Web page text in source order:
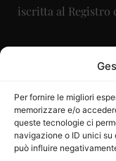
Per fornire le migliori
memorizzare e/o
queste tecnologie ci
navigazione o ID unici
può influire
iscritta al Registro
Sito gestito da